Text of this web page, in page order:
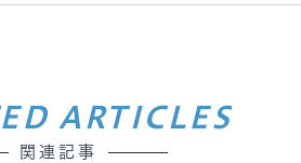
ARTICLES
関連記事